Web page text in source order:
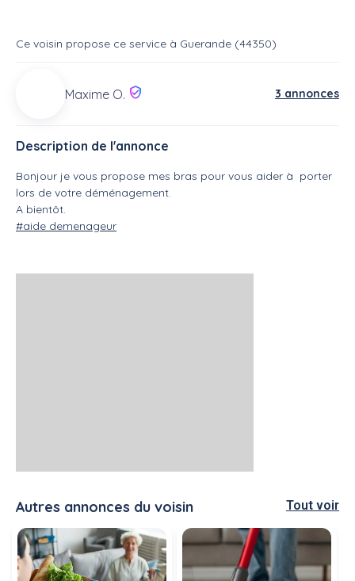
Ce voisin propose ce service à Guerande (44350)
Maxime O. 3 annonces
Description de l'annonce
Bonjour je vous propose mes bras pour vous aider à porter
lors de votre déménagement.
A bientôt.
#aide demenageur
Autres annonces du voisin Tout voir